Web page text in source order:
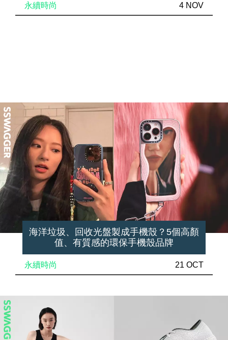
永續時尚 4 NOV
海洋垃圾、回收光盤製成手機殼？5個高顏
值、有質感的環保手機殼品牌
永續時尚 21 OCT